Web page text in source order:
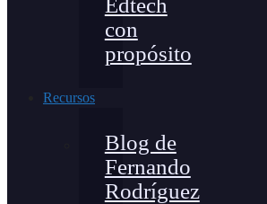
Edtech
con
propósito
Recursos
Blog de
Fernando
Rodríguez